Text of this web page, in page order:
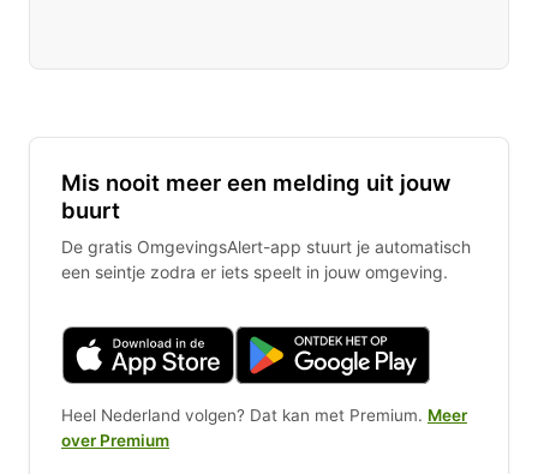
Mis nooit meer een melding uit jouw
buurt
De gratis OmgevingsAlert-app stuurt je automatisch
een seintje zodra er iets speelt in jouw omgeving.
Heel Nederland volgen? Dat kan met Premium. Meer
over Premium